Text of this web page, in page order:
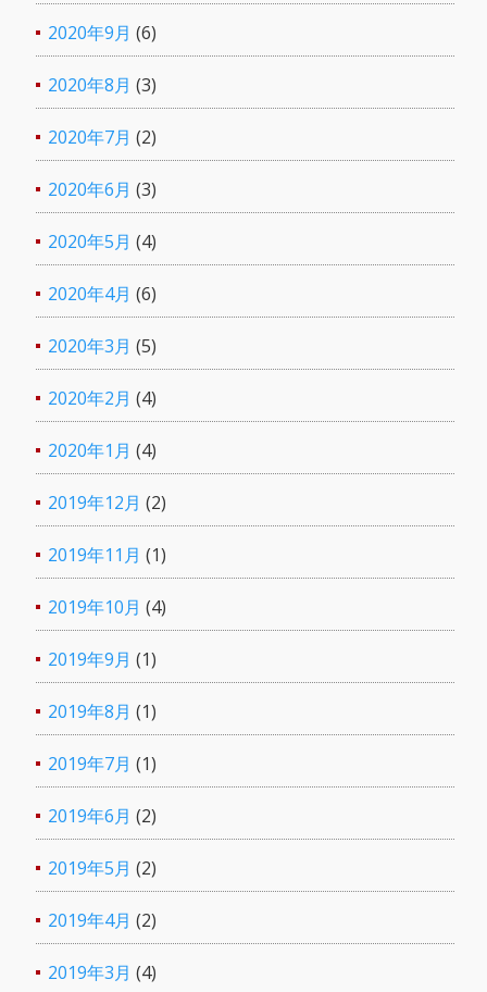
2020年9月 (6)
2020年8月 (3)
2020年7月 (2)
2020年6月 (3)
2020年5月 (4)
2020年4月 (6)
2020年3月 (5)
2020年2月 (4)
2020年1月 (4)
2019年12月 (2)
2019年11月 (1)
2019年10月 (4)
2019年9月 (1)
2019年8月 (1)
2019年7月 (1)
2019年6月 (2)
2019年5月 (2)
2019年4月 (2)
2019年3月 (4)